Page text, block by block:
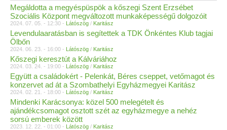
Megáldotta a megyéspüspök a kőszegi Szent Erzsébet
Szociális Központ megváltozott munkaképességű dolgozóit
2024. 07. 05. - 12:30 - Látószög / Karitász
Levendulaaratásban is segítettek a TDK Önkéntes Klub tagjai
Ölbőn
2024. 06. 23. - 16:00 - Látószög / Karitász
Kőszegi keresztút a Kálváriához
2024. 03. 24. - 19:00 - Látószög / Karitász
Együtt a családokért - Pelenkát, Béres cseppet, vetőmagot és
konzervet ad át a Szombathelyi Egyházmegyei Karitász
2024. 02. 21. - 18:00 - Látószög / Karitász
Mindenki Karácsonya: közel 500 melegételt és
ajándékcsomagot osztott szét az egyházmegye a nehéz
sorsú emberek között
2023. 12. 22. - 01:00 - Látószög / Karitász